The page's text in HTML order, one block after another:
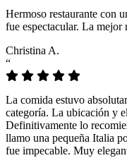
Hermoso restaurante con
fue espectacular. La mejor
Christina A.
“
La comida estuvo
categoría. La ubicación y
Definitivamente lo
llamo una pequeña Italia
fue impecable. Muy